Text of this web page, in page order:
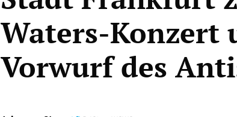
Waters-Konzert
Vorwurf des